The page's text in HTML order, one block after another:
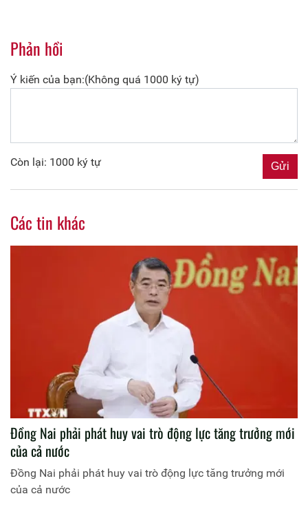
Phản hồi
Ý kiến của bạn:(Không quá 1000 ký tự)
Còn lại: 1000 ký tự
Các tin khác
Đồng Nai phải phát huy vai trò động lực tăng trưởng mới
của cả nước
Đồng Nai phải phát huy vai trò động lực tăng trưởng mới
của cả nước